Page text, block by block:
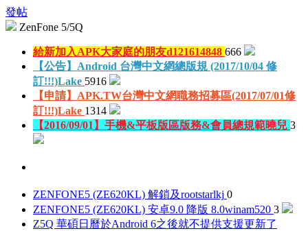
發帖
ZenFone 5/5Q
給新加入APK大家庭的朋友d121614848 666
【公告】Android 台灣中文網總版規 (2017/10/04 修
訂!!!)Lake 5916
【申請】APK.TW台灣中文網職務招募區(2017/07/01修
訂!!!)Lake 1314
【2016/09/01】手機&平板版區版務&會員總規範曉兒 3
ZENFONE5 (ZE620KL) 解鎖及rootstarlkj 0
ZENFONE5 (ZE620KL) 安卓9.0 降版 8.0winam520 3
Z5Q 華碩日曆於Android 6之後就不提供支援更新了